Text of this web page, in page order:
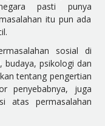
pasti punya
itu pun ada
sosial di
budaya, psikologi dan
tentang pengertian
penyebabnya, juga
atas permasalahan